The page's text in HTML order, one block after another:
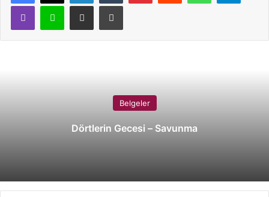
Belgeler
Dörtlerin Gecesi – Savunma